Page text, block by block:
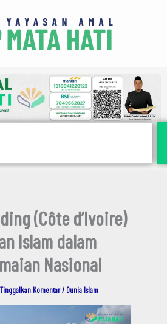
(Côte d’Ivoire)
Islam dalam
Nasional
Tinggalkan Komentar / Dunia Islam